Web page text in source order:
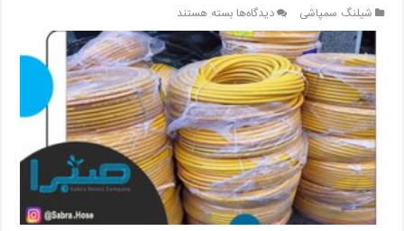
شیلنگ سمپاشی دیدگاه‌هابرای
وارد
کننده
شیلنگ
سمپاش
ترک
مستقیم
از
ترکیه
بسته هستند